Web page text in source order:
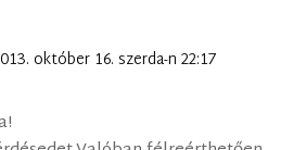
október 16. szerda-n 22:17